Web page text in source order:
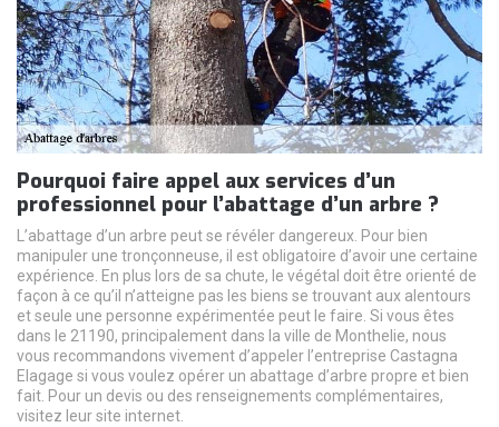
Pourquoi faire appel aux services d’un
professionnel pour l’abattage d’un arbre ?
L’abattage d’un arbre peut se révéler dangereux. Pour bien
manipuler une tronçonneuse, il est obligatoire d’avoir une certaine
expérience. En plus lors de sa chute, le végétal doit être orienté de
façon à ce qu’il n’atteigne pas les biens se trouvant aux alentours
et seule une personne expérimentée peut le faire. Si vous êtes
dans le 21190, principalement dans la ville de Monthelie, nous
vous recommandons vivement d’appeler l’entreprise Castagna
Elagage si vous voulez opérer un abattage d’arbre propre et bien
fait. Pour un devis ou des renseignements complémentaires,
visitez leur site internet.